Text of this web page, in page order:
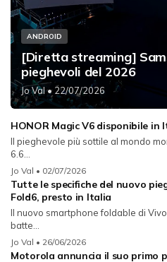
ANDROID
[Diretta streaming]
pieghevoli del 2026
Jo Val• 22/07/2026
HONOR Magic V6 disponibile in
Il pieghevole più sottile al mondo
6.6...
Jo Val • 02/07/2026
Tutte le specifiche del nuovo
Fold6, presto in Italia
Il nuovo smartphone foldable di
batte...
Jo Val • 26/06/2026
Motorola annuncia il suo primo